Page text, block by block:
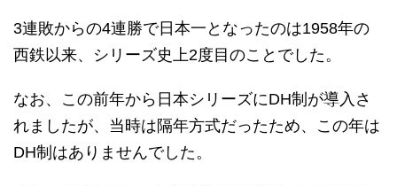
3連敗からの4連勝で日本一となったのは1958年の
西鉄以来、シリーズ史上2度目のことでした。
なお、この前年から日本シリーズにDH制が導入さ
れましたが、当時は隔年方式だったため、この年は
DH制はありませんでした。